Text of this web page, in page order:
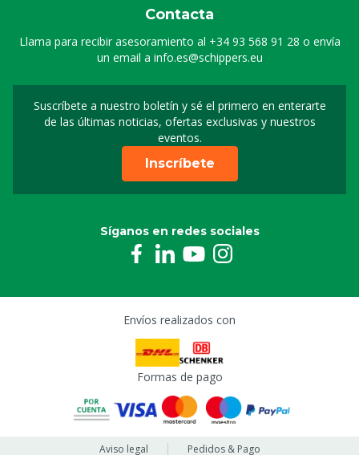
Contacta
Llama para recibir asesoramiento al +34 93 568 91 28 o envía
un email a info.es@schippers.eu
Suscríbete a nuestro boletín y sé el primero en enterarte
de las últimas noticias, ofertas exclusivas y nuestros
eventos.
Suscripción a nuestro
Inscríbete
Síganos en redes sociales
Envíos realizados con
Formas de pago
Aviso legal Pedidos & Pago